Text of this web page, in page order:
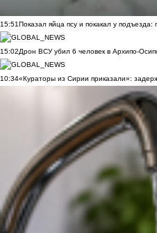
15:51Показал яйца псу и покакал у
15:02Дрон ВСУ убил 6 человек в Архипо-
10:34«Кураторы из Сирии приказали»: